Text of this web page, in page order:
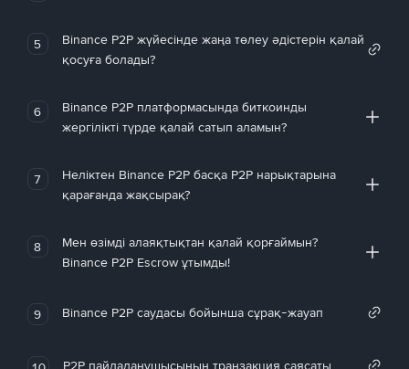
5
Binance P2P жүйесінде жаңа төлеу әдістерін қалай
қосуға болады?
6
Binance P2P платформасында биткоинды
жергілікті түрде қалай сатып аламын?
7
Неліктен Binance P2P басқа P2P нарықтарына
қарағанда жақсырақ?
8
Мен өзімді алаяқтықтан қалай қорғаймын?
Binance P2P Escrow ұтымды!
9 Binance P2P саудасы бойынша сұрақ-жауап
P2P пайдаланушысының транзакция саясаты